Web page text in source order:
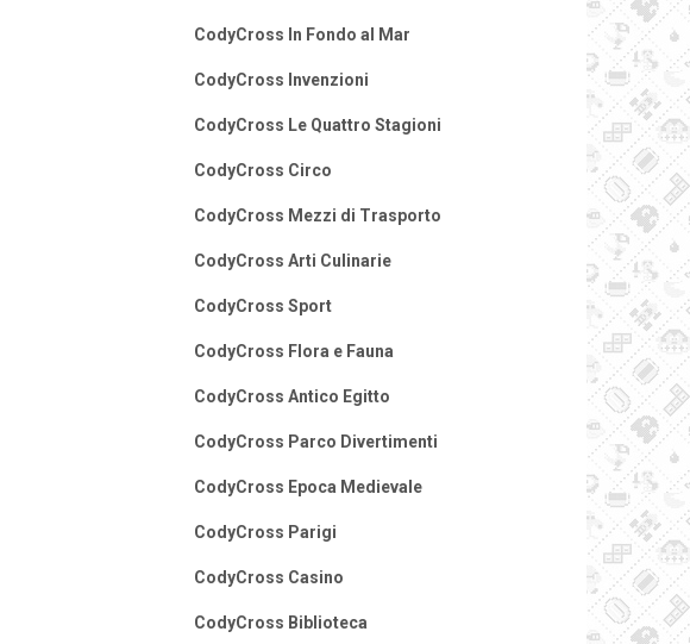
CodyCross In Fondo al Mar
CodyCross Invenzioni
CodyCross Le Quattro Stagioni
CodyCross Circo
CodyCross Mezzi di Trasporto
CodyCross Arti Culinarie
CodyCross Sport
CodyCross Flora e Fauna
CodyCross Antico Egitto
CodyCross Parco Divertimenti
CodyCross Epoca Medievale
CodyCross Parigi
CodyCross Casino
CodyCross Biblioteca